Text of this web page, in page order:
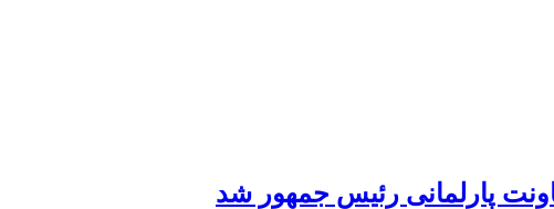
پارلمانی رئیس جمهور شد